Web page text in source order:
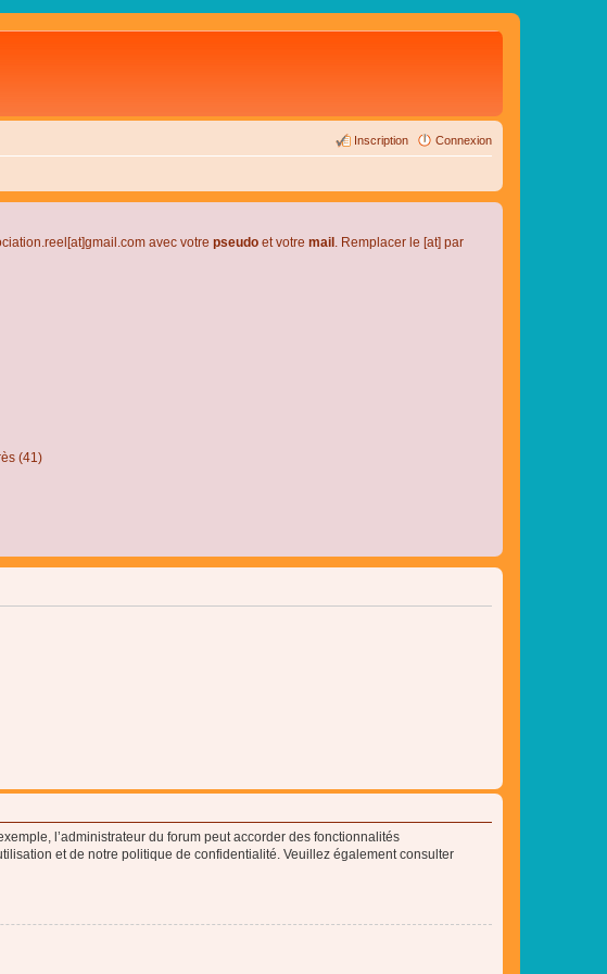
Connexion
Inscription
avec votre pseudo et votre mail . Remplacer le [at] par
(41)
l’administrateur du forum peut accorder des fonctionnalités
et de notre politique de confidentialité. Veuillez également consulter